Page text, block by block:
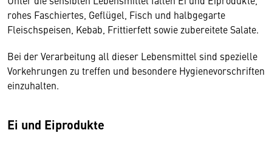
rohes Faschiertes, Geflügel, Fisch und halbgegarte
Fleischspeisen, Kebab, Frittierfett sowie zubereitete Salate.
Bei der Verarbeitung all dieser Lebensmittel sind spezielle
Vorkehrungen zu treffen und besondere Hygienevorschriften
einzuhalten.
Ei und Eiprodukte